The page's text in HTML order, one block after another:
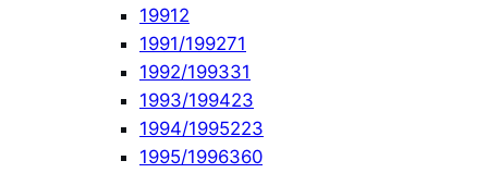
19912
1991/199271
1992/199331
1993/199423
1994/1995223
1995/1996360